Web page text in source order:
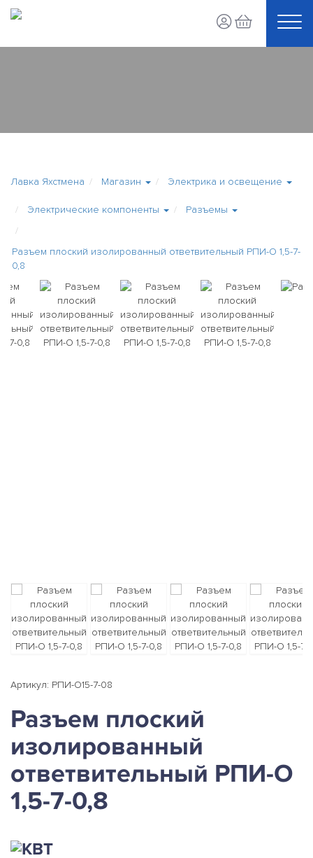
Лавка Яхстмена Магазин Электрика и освещение
Электрические компоненты Разъемы
Разъем плоский изолированный ответвительный РПИ-О 1,5-7-
0,8
Артикул: РПИ-О15-7-08
Разъем плоский
изолированный
ответвительный РПИ-О
1,5-7-0,8